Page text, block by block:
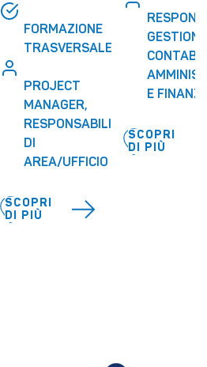
trasform
l’inaspett
ato in
risorsa
FORMAZIONE
TRASVERSALE
PROJECT
MANAGER,
RESPONSABILI
DI
AREA/UFFICIO
SCOPRI
DI PIÙ
GESTIONE
E
SCOPRI
DI PIÙ